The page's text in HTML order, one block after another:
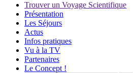
Trouver un Voyage Scientifique
Présentation
Les Séjours
Actus
Infos pratiques
Vu à la TV
Partenaires
Le Concept !